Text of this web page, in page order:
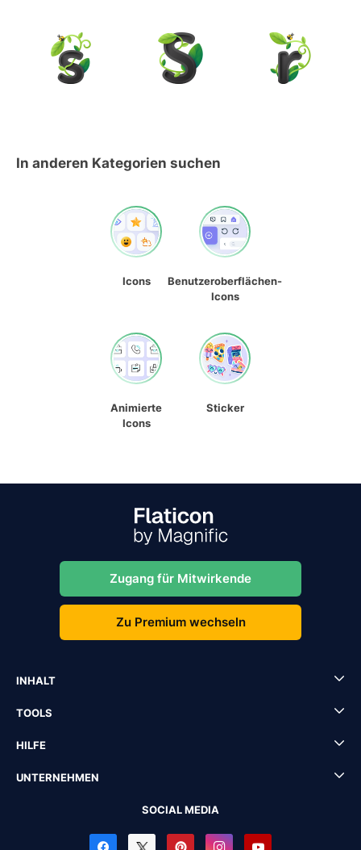
In anderen Kategorien suchen
Icons
Benutzeroberflächen-
Icons
Animierte
Icons
Sticker
Zugang für Mitwirkende
Zu Premium wechseln
INHALT
TOOLS
HILFE
UNTERNEHMEN
SOCIAL MEDIA